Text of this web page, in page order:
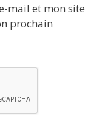
mail et mon site
prochain